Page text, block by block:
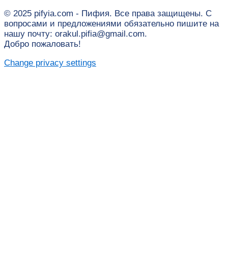
© 2025 pifyia.com - Пифия. Все права защищены. С
вопросами и предложениями обязательно пишите на
нашу почту: orakul.pifia@gmail.com.
Добро пожаловать!
Change privacy settings